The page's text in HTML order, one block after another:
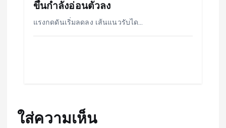
ขึ้นกำลังอ่อนตัวลง
แรงกดดันเริ่มลดลง เส้นแนวรับได…
ใส่ความเห็น